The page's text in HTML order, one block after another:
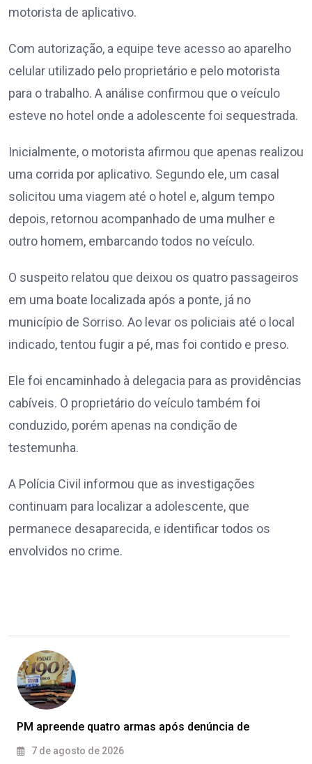
motorista de aplicativo.
Com autorização, a equipe teve acesso ao aparelho
celular utilizado pelo proprietário e pelo motorista
para o trabalho. A análise confirmou que o veículo
esteve no hotel onde a adolescente foi sequestrada.
Inicialmente, o motorista afirmou que apenas realizou
uma corrida por aplicativo. Segundo ele, um casal
solicitou uma viagem até o hotel e, algum tempo
depois, retornou acompanhado de uma mulher e
outro homem, embarcando todos no veículo.
O suspeito relatou que deixou os quatro passageiros
em uma boate localizada após a ponte, já no
município de Sorriso. Ao levar os policiais até o local
indicado, tentou fugir a pé, mas foi contido e preso.
Ele foi encaminhado à delegacia para as providências
cabíveis. O proprietário do veículo também foi
conduzido, porém apenas na condição de
testemunha.
A Polícia Civil informou que as investigações
continuam para localizar a adolescente, que
permanece desaparecida, e identificar todos os
envolvidos no crime.
PM apreende quatro armas após denúncia de
7 de agosto de 2026